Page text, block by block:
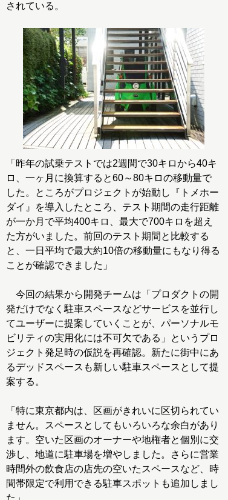
されている。
「昨年の試乗テストでは2週間で30キロから40キ
ロ、一ヶ月に換算すると60～80キロの移動量で
した。ところがプロジェクトが始動し『トメホー
ダイ』を導入したところ、テスト期間の走行距離
が一か月で平均400キロ、最大で700キロを超え
た方がいました。前回のテスト期間と比較する
と、一日平均で最大約10倍の移動量にもなり得る
ことが確認できました」
今回の結果から開発チームは「プロダクトの開
発だけでなく駐車スペースなどサービスを並行し
てユーザーに提案していくことが、パーソナルモ
ビリティの実用化には不可欠である」というプロ
ジェクト発足時の仮説を再確認。新たに街中にあ
るデッドスペースも新しい駐車スペースとして提
案する。
「特に東京都内は、区画がきれいに区切られてい
ません。スペースとしてもいろいろな余白があり
ます。空いた区画のオーナーや地権者と個別に交
渉し、地道に駐車場を増やしました。さらに営業
時間外の飲食店の店先の空いたスペースなど、時
間帯限定で利用できる駐車スポットも追加しまし